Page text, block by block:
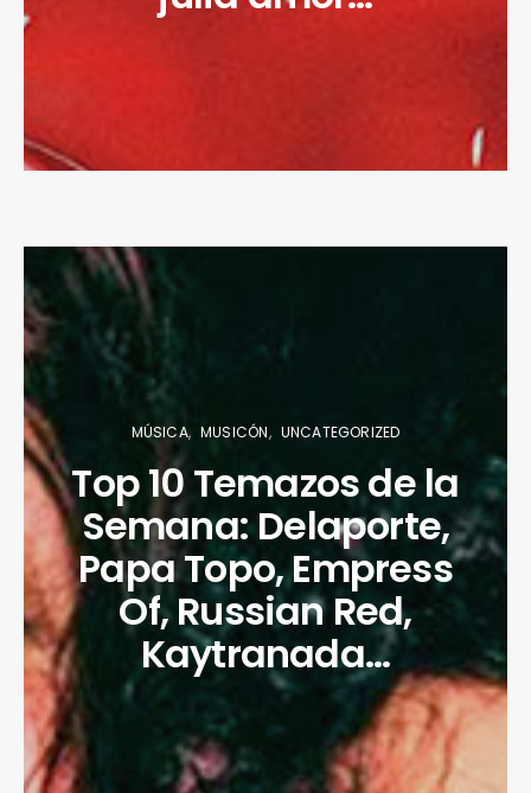
MÚSICA MUSICÓN UNCATEGORIZED
Top 10 Temazos de la
Semana: Delaporte,
Papa Topo, Empress
Of, Russian Red,
Kaytranada…